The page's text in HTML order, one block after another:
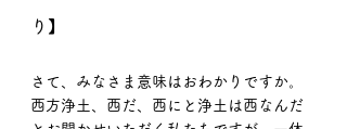
り】
さて、みなさま意味はおわかりですか。
西方浄土、西だ、西にと浄土は西なんだ